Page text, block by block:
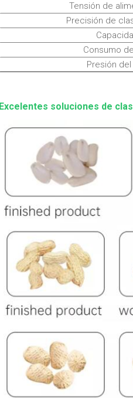
Tensión de
Precisión de
Consumo
Presión del
Excelentes soluciones de